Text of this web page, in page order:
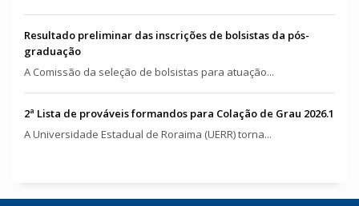
Resultado preliminar das inscrições de bolsistas da pós-
graduação
A Comissão da seleção de bolsistas para atuação...
2ª Lista de prováveis formandos para Colação de Grau 2026.1
A Universidade Estadual de Roraima (UERR) torna...